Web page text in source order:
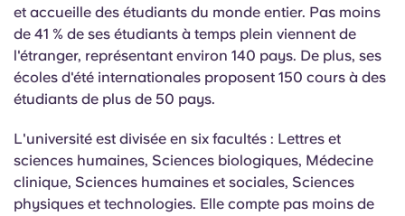
et accueille des étudiants du monde entier. Pas moins
de 41 % de ses étudiants à temps plein viennent de
l'étranger, représentant environ 140 pays. De plus, ses
écoles d'été internationales proposent 150 cours à des
étudiants de plus de 50 pays.
L'université est divisée en six facultés : Lettres et
sciences humaines, Sciences biologiques, Médecine
clinique, Sciences humaines et sociales, Sciences
physiques et technologies. Elle compte pas moins de